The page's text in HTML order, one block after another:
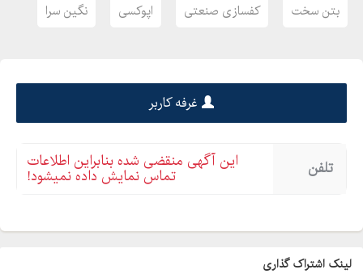
بتن سخت کفسازی صنعتی اپوکسی نگین سرا
غرفه کاربر
تلفن این آگهی منقضی شده بنابراین اطلاعات
تماس نمایش داده نمیشود!
لینک اشتراک گذاری